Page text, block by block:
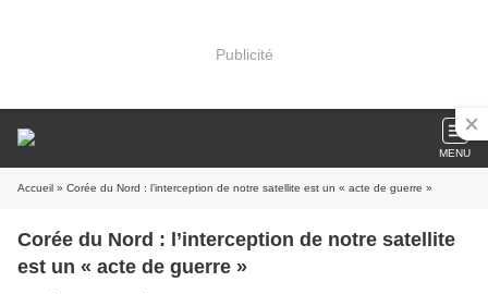
Publicité
MENU
Accueil » Corée du Nord : l’interception de notre satellite est un « acte de guerre »
Corée du Nord : l’interception de notre satellite
est un « acte de guerre »